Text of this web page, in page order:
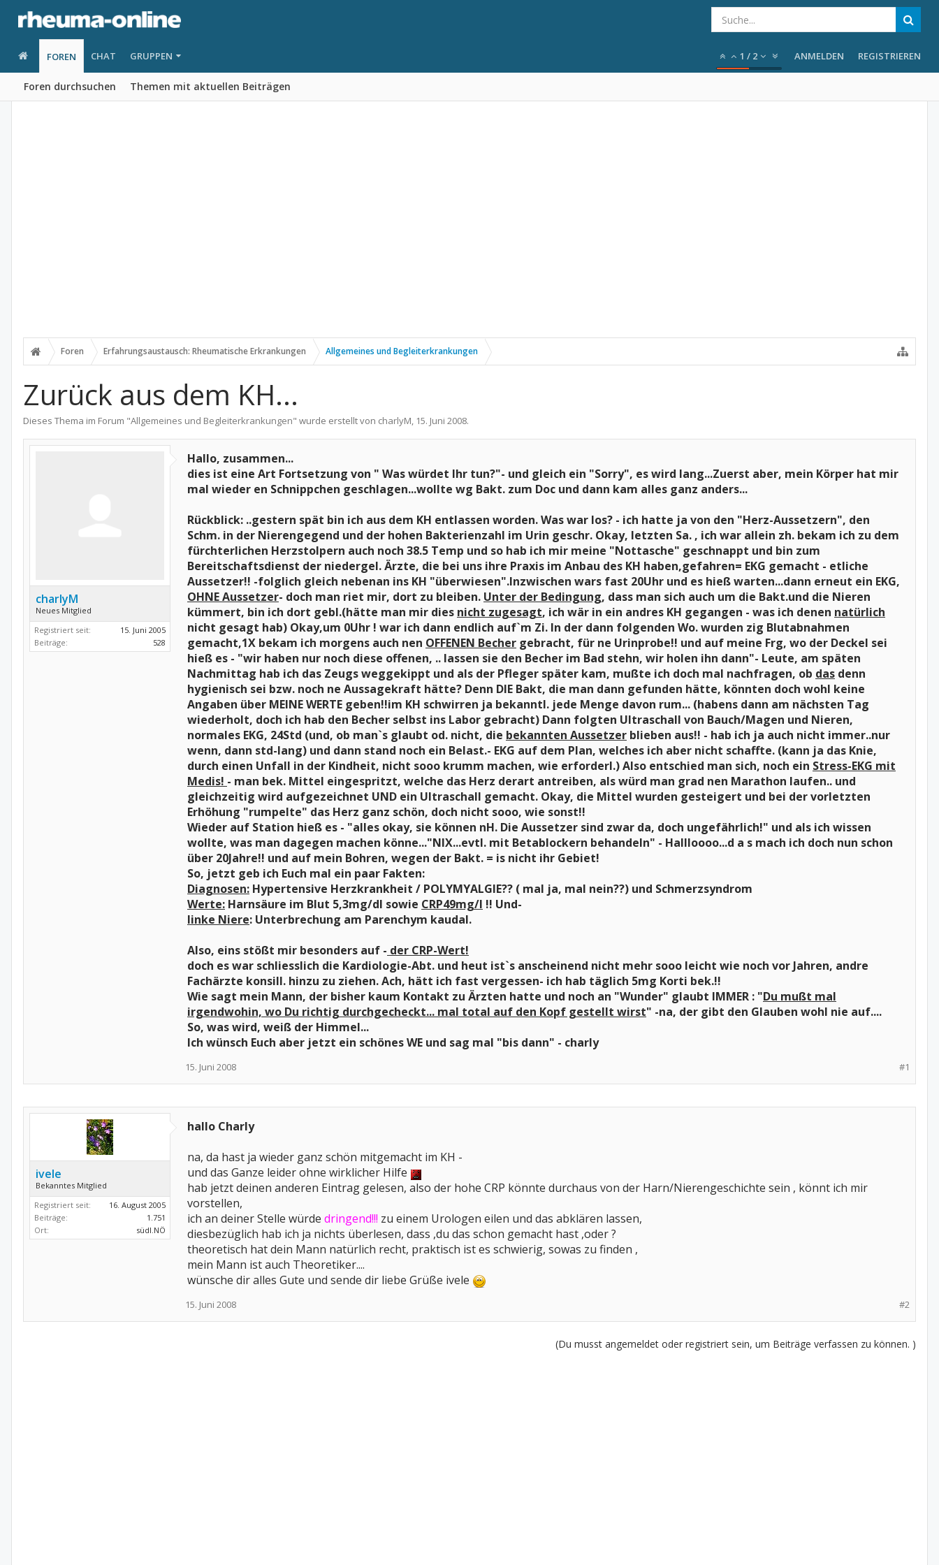
FOREN
Foren durchsuchen Themen mit aktuellen Beiträgen
CHAT GRUPPEN 1 / 2 ANMELDEN REGISTRIEREN
Foren Erfahrungsaustausch: Rheumatische Erkrankungen Allgemeines und Begleiterkrankungen
Zurück aus dem KH...
Dieses Thema im Forum "Allgemeines und Begleiterkrankungen" wurde erstellt von charlyM, 15. Juni 2008.
charlyM
Neues Mitglied
Registriert seit:
15. Juni 2005
Beiträge:
528
Hallo, zusammen...
dies ist eine Art Fortsetzung von " Was würdet Ihr tun?"- und gleich ein "Sorry", es wird lang...Zuerst aber, mein Körper hat mir
mal wieder en Schnippchen geschlagen...wollte wg Bakt. zum Doc und dann kam alles ganz anders...
Rückblick: ..gestern spät bin ich aus dem KH entlassen worden. Was war los? - ich hatte ja von den "Herz-Aussetzern", den
Schm. in der Nierengegend und der hohen Bakterienzahl im Urin geschr. Okay, letzten Sa. , ich war allein zh. bekam ich zu dem
fürchterlichen Herzstolpern auch noch 38.5 Temp und so hab ich mir meine "Nottasche" geschnappt und bin zum
Bereitschaftsdienst der niedergel. Ärzte, die bei uns ihre Praxis im Anbau des KH haben,gefahren= EKG gemacht - etliche
Aussetzer!! -folglich gleich nebenan ins KH "überwiesen".Inzwischen wars fast 20Uhr und es hieß warten...dann erneut ein EKG,
OHNE Aussetzer- doch man riet mir, dort zu bleiben. Unter der Bedingung, dass man sich auch um die Bakt.und die Nieren
kümmert, bin ich dort gebl.(hätte man mir dies nicht zugesagt, ich wär in ein andres KH gegangen - was ich denen natürlich
nicht gesagt hab) Okay,um 0Uhr ! war ich dann endlich auf`m Zi. In der dann folgenden Wo. wurden zig Blutabnahmen
gemacht,1X bekam ich morgens auch nen OFFENEN Becher gebracht, für ne Urinprobe!! und auf meine Frg, wo der Deckel sei
hieß es - "wir haben nur noch diese offenen, .. lassen sie den Becher im Bad stehn, wir holen ihn dann"- Leute, am späten
Nachmittag hab ich das Zeugs weggekippt und als der Pfleger später kam, mußte ich doch mal nachfragen, ob das denn
hygienisch sei bzw. noch ne Aussagekraft hätte? Denn DIE Bakt, die man dann gefunden hätte, könnten doch wohl keine
Angaben über MEINE WERTE geben!!im KH schwirren ja bekanntl. jede Menge davon rum... (habens dann am nächsten Tag
wiederholt, doch ich hab den Becher selbst ins Labor gebracht) Dann folgten Ultraschall von Bauch/Magen und Nieren,
normales EKG, 24Std (und, ob man`s glaubt od. nicht, die bekannten Aussetzer blieben aus!! - hab ich ja auch nicht immer..nur
wenn, dann std-lang) und dann stand noch ein Belast.- EKG auf dem Plan, welches ich aber nicht schaffte. (kann ja das Knie,
durch einen Unfall in der Kindheit, nicht sooo krumm machen, wie erforderl.) Also entschied man sich, noch ein Stress-EKG mit
Medis! - man bek. Mittel eingespritzt, welche das Herz derart antreiben, als würd man grad nen Marathon laufen.. und
gleichzeitig wird aufgezeichnet UND ein Ultraschall gemacht. Okay, die Mittel wurden gesteigert und bei der vorletzten
Erhöhung "rumpelte" das Herz ganz schön, doch nicht sooo, wie sonst!!
Wieder auf Station hieß es - "alles okay, sie können nH. Die Aussetzer sind zwar da, doch ungefährlich!" und als ich wissen
wollte, was man dagegen machen könne..."NIX...evtl. mit Betablockern behandeln" - Hallloooo...d a s mach ich doch nun schon
über 20Jahre!! und auf mein Bohren, wegen der Bakt. = is nicht ihr Gebiet!
So, jetzt geb ich Euch mal ein paar Fakten:
Diagnosen: Hypertensive Herzkrankheit / POLYMYALGIE?? ( mal ja, mal nein??) und Schmerzsyndrom
Werte: Harnsäure im Blut 5,3mg/dl sowie CRP49mg/l !! Und-
linke Niere: Unterbrechung am Parenchym kaudal.
Also, eins stößt mir besonders auf - der CRP-Wert!
doch es war schliesslich die Kardiologie-Abt. und heut ist`s anscheinend nicht mehr sooo leicht wie noch vor Jahren, andre
Fachärzte konsill. hinzu zu ziehen. Ach, hätt ich fast vergessen- ich hab täglich 5mg Korti bek.!!
Wie sagt mein Mann, der bisher kaum Kontakt zu Ärzten hatte und noch an "Wunder" glaubt IMMER : "Du mußt mal
irgendwohin, wo Du richtig durchgecheckt... mal total auf den Kopf gestellt wirst" -na, der gibt den Glauben wohl nie auf....
So, was wird, weiß der Himmel...
Ich wünsch Euch aber jetzt ein schönes WE und sag mal "bis dann" - charly
#1
15. Juni 2008
ivele
Bekanntes Mitglied
Registriert seit:
16. August 2005
Beiträge:
1.751
Ort:
südl.NÖ
hallo Charly
na, da hast ja wieder ganz schön mitgemacht im KH -
und das Ganze leider ohne wirklicher Hilfe
hab jetzt deinen anderen Eintrag gelesen, also der hohe CRP könnte durchaus von der Harn/Nierengeschichte sein , könnt ich mir
vorstellen,
ich an deiner Stelle würde dringend!!! zu einem Urologen eilen und das abklären lassen,
diesbezüglich hab ich ja nichts überlesen, dass ,du das schon gemacht hast ,oder ?
theoretisch hat dein Mann natürlich recht, praktisch ist es schwierig, sowas zu finden ,
mein Mann ist auch Theoretiker....
wünsche dir alles Gute und sende dir liebe Grüße ivele
#2
15. Juni 2008
(Du musst angemeldet oder registriert sein, um Beiträge verfassen zu können. )